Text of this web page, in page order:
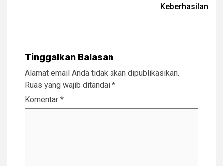
Keberhasilan
Tinggalkan Balasan
Alamat email Anda tidak akan dipublikasikan.
Ruas yang wajib ditandai *
Komentar *